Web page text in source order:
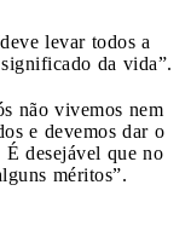
levar todos a
da vida”.
não vivemos nem
e devemos dar o
É desejável que no
méritos”.